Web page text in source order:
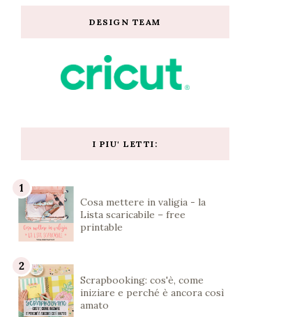
DESIGN TEAM
I PIU' LETTI:
Cosa mettere in valigia - la
Lista scaricabile – free
printable
Scrapbooking: cos'è, come
iniziare e perché è ancora così
amato